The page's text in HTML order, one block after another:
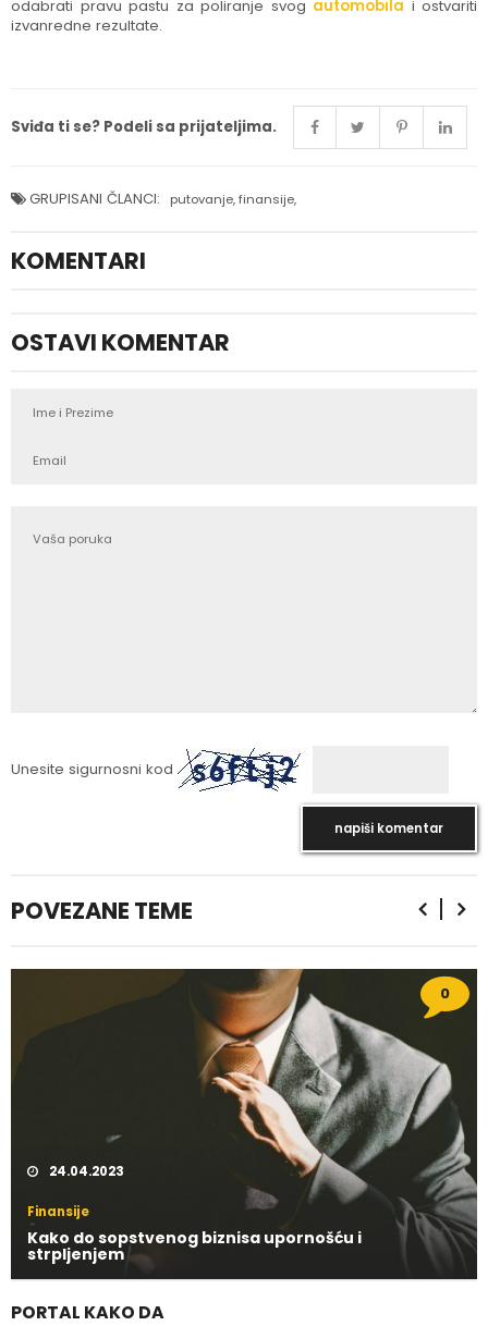
odabrati pravu pastu za poliranje svog automobila i ostvariti
izvanredne rezultate.
Sviđa ti se? Podeli sa prijateljima.
GRUPISANI ČLANCI: putovanje,finansije,
KOMENTARI
OSTAVI KOMENTAR
Unesite sigurnosni kod
POVEZANE TEME
0
24.04.2023
Finansije
Kako do sopstvenog biznisa upornošću i
strpljenjem
PORTAL KAKO DA